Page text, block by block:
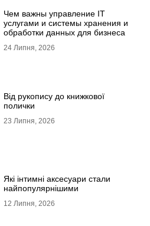
Чем важны управление IT
услугами и системы хранения и
обработки данных для бизнеса
24 Липня, 2026
Від рукопису до книжкової
полички
23 Липня, 2026
Які інтимні аксесуари стали
найпопулярнішими
12 Липня, 2026